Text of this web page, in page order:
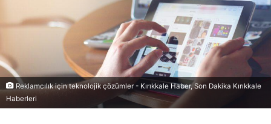
Reklamcılık için teknolojik çözümler - Kırıkkale Haber, Son Dakika Kırıkkale
Haberleri